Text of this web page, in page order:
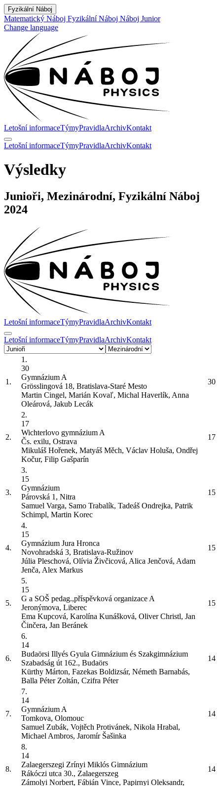
Fyzikální Náboj
Matematický Náboj Fyzikální Náboj Náboj Junior
Change language
Letošní informaceTýmyPravidlaArchivKontakt
Letošní informaceTýmyPravidlaArchivKontakt
Výsledky
Junioři, Mezinárodní, Fyzikální Náboj
2024
Letošní informaceTýmyPravidlaArchivKontakt
Letošní informaceTýmyPravidlaArchivKontakt
1.
1.
30
Gymnázium A
Grösslingová 18, Bratislava-Staré Mesto
Martin Cingel, Marián Kovaľ, Michal Haverlík, Anna
Oleárová, Jakub Lecák
30
2.
2.
17
Wichterlovo gymnázium A
Čs. exilu, Ostrava
Mikuláš Hořenek, Matyáš Měch, Václav Holuša, Ondřej
Kočur, Filip Gašparín
17
3.
3.
15
Gymnázium
Párovská 1, Nitra
Samuel Varga, Samo Trabalík, Tadeáš Ondrejka, Patrik
Schimpl, Martin Korec
15
4.
4.
15
Gymnázium Jura Hronca
Novohradská 3, Bratislava-Ružinov
Júlia Pleschová, Olívia Živčicová, Alica Jenčová, Adam
Jenča, Alex Markus
15
5.
5.
15
G a SOŠ pedag.,příspěvková organizace A
Jeronýmova, Liberec
Ema Kupcová, Karolína Kunášková, Oliver Christl, Jan
Činčera, Jan Beránek
15
6.
6.
14
Budaörsi Illyés Gyula Gimnázium és Szakgimnázium
Szabadság út 162., Budaörs
Kürthy Márton, Fazekas Boldizsár, Németh Barnabás,
Balla Péter Zoltán, Czifra Péter
14
7.
7.
14
Gymnázium A
Tomkova, Olomouc
Samuel Zubák, Vojtěch Protivánek, Nikola Hrabal,
Michael Ambros, Jaromír Šašinka
14
8.
8.
14
Zalaegerszegi Zrínyi Miklós Gimnázium
Rákóczi utca 30., Zalaegerszeg
Zámolyi Norbert, Fábián Vince, Papirnyi Oleksandr,
14